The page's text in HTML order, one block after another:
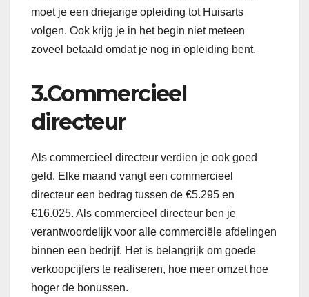
moet je een driejarige opleiding tot Huisarts
volgen. Ook krijg je in het begin niet meteen
zoveel betaald omdat je nog in opleiding bent.
3.Commercieel
directeur
Als commercieel directeur verdien je ook goed
geld. Elke maand vangt een commercieel
directeur een bedrag tussen de €5.295 en
€16.025. Als commercieel directeur ben je
verantwoordelijk voor alle commerciële afdelingen
binnen een bedrijf. Het is belangrijk om goede
verkoopcijfers te realiseren, hoe meer omzet hoe
hoger de bonussen.